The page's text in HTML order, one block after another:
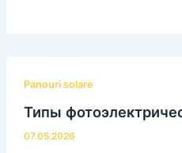
Panouri solare
Типы
07.05.2026